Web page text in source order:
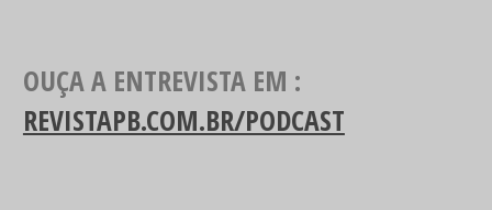
OUÇA A ENTREVISTA EM :
REVISTAPB.COM.BR/PODCAST